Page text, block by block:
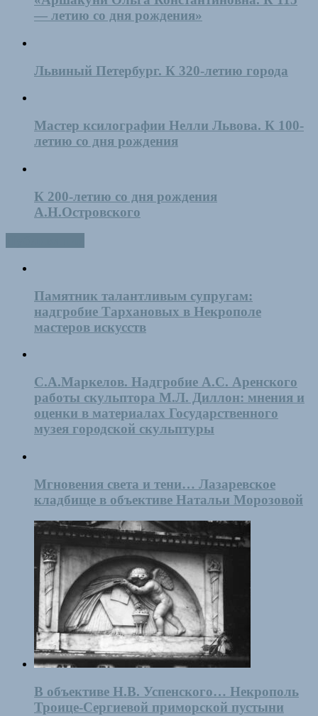
— летию со дня рождения»
Львиный Петербург. К 320-летию города
Мастер ксилографии Нелли Львова. К 100-
летию со дня рождения
К 200-летию со дня рождения
А.Н.Островского
Памятник талантливым супругам:
надгробие Тархановых в Некрополе
мастеров искусств
С.А.Маркелов. Надгробие А.С. Аренского
работы скульптора М.Л. Диллон: мнения и
оценки в материалах Государственного
музея городской скульптуры
Мгновения света и тени… Лазаревское
кладбище в объективе Натальи Морозовой
В объективе Н.В. Успенского… Некрополь
Троице-Сергиевой приморской пустыни